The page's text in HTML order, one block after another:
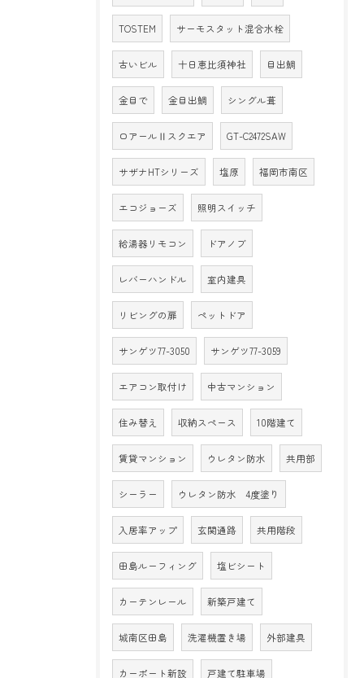
TOSTEM サーモスタット混合水栓
古いビル 十日恵比須神社 目出鯛
金目で 金目出鯛 シングル葺
ロアールⅡスクエア GT-C2472SAW
サザナHTシリーズ 塩原 福岡市南区
エコジョーズ 照明スイッチ
給湯器リモコン ドアノブ
レバーハンドル 室内建具
リビングの扉 ペットドア
サンゲツ77-3050 サンゲツ77-3059
エアコン取付け 中古マンション
住み替え 収納スペース 10階建て
賃貸マンション ウレタン防水 共用部
シーラー ウレタン防水 4度塗り
入居率アップ 玄関通路 共用階段
田島ルーフィング 塩ビシート
カーテンレール 新築戸建て
城南区田島 洗濯機置き場 外部建具
カーポート新設 戸建て駐車場